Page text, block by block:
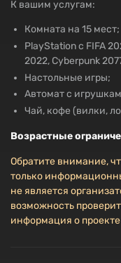
К вашим услугам:
Комната на 15 мест;
PlayStation c FIFA
2022, Cyberpunk
Настольные игры;
Автомат с
Чай, кофе (вилки,
Возрастные
Обратите внимание,
только
не является
возможность
информация о